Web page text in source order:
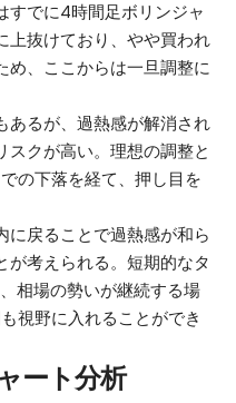
すでに4時間足ボリンジャ
上抜けており、やや買われ
め、ここからは一旦調整に
あるが、過熱感が解消され
スクが高い。理想の調整と
の下落を経て、押し目を
に戻ることで過熱感が和ら
が考えられる。短期的なタ
相場の勢いが継続する場
視野に入れることができ
ート分析